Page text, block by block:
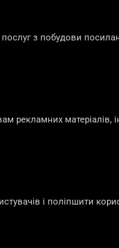
з побудови
матеріалів,
і поліпшити